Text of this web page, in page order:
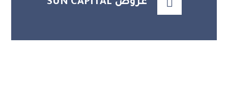
عروض SUN CAPITAL